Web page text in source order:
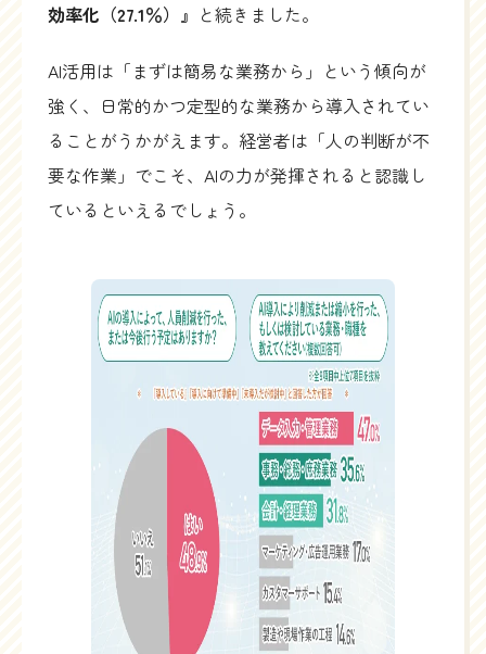
効率化（27.1％）』 と続きました。
AI活用は「まずは簡易な業務から」という傾向が
強く、日常的かつ定型的な業務から導入されてい
ることがうかがえます。経営者は「人の判断が不
要な作業」でこそ、AIの力が発揮されると認識し
ているといえるでしょう。